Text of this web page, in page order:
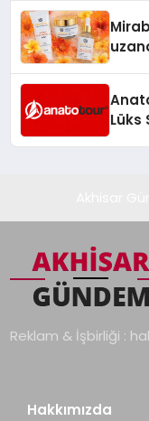
Lüks
Reklam & İşbirliği :
Hakkımızda